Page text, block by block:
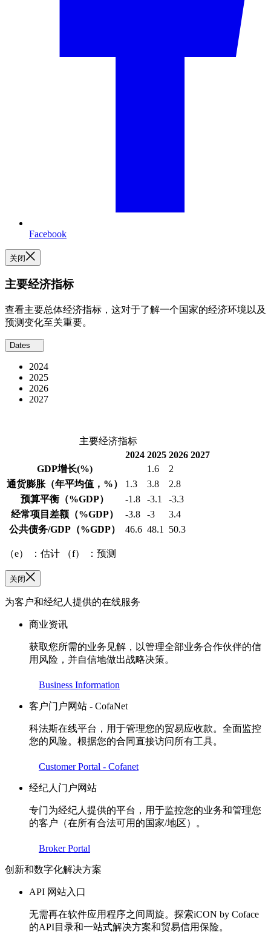
Facebook
关闭
主要经济指标
查看主要总体经济指标，这对于了解一个国家的经济环境以及
预测变化至关重要。
Dates
2024
2025
2026
2027
主要经济指标
2024 2025 2026 2027
GDP增长(%) 1.6
2
通货膨胀（年平均值，%） 1.3 3.8
2.8
预算平衡 （%GDP） -1.8 -3.1
-3.3
经常项目差额 （%GDP） -3.8 -3
3.4
公共债务/GDP （%GDP） 46.6 48.1 50.3
（e） ：估计 （f） ：预测
关闭
为客户和经纪人提供的在线服务
商业资讯
获取您所需的业务见解，以管理全部业务合作伙伴的信
用风险，并自信地做出战略决策。
Business Information
客户门户网站 - CofaNet
科法斯在线平台，用于管理您的贸易应收款。全面监控
您的风险。根据您的合同直接访问所有工具。
Customer Portal - Cofanet
经纪人门户网站
专门为经纪人提供的平台，用于监控您的业务和管理您
的客户（在所有合法可用的国家/地区）。
Broker Portal
创新和数字化解决方案
API 网站入口
无需再在软件应用程序之间周旋。探索iCON by Coface
的API目录和一站式解决方案和贸易信用保险。